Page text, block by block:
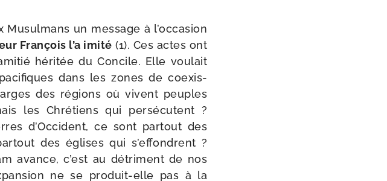
Musulmans un mes­sage à l’occasion
François l’a imi­té (1). Ces actes ont
héri­tée du Concile. Elle vou­lait
dans les zones de coexis­
des régions où vivent peuples
les Chrétiens qui per­sé­cutent ?
d’Occident, ce sont par­tout des
des églises qui s’effondrent ?
avance, c’est au détri­ment de nos
ne se produit-​elle pas à la